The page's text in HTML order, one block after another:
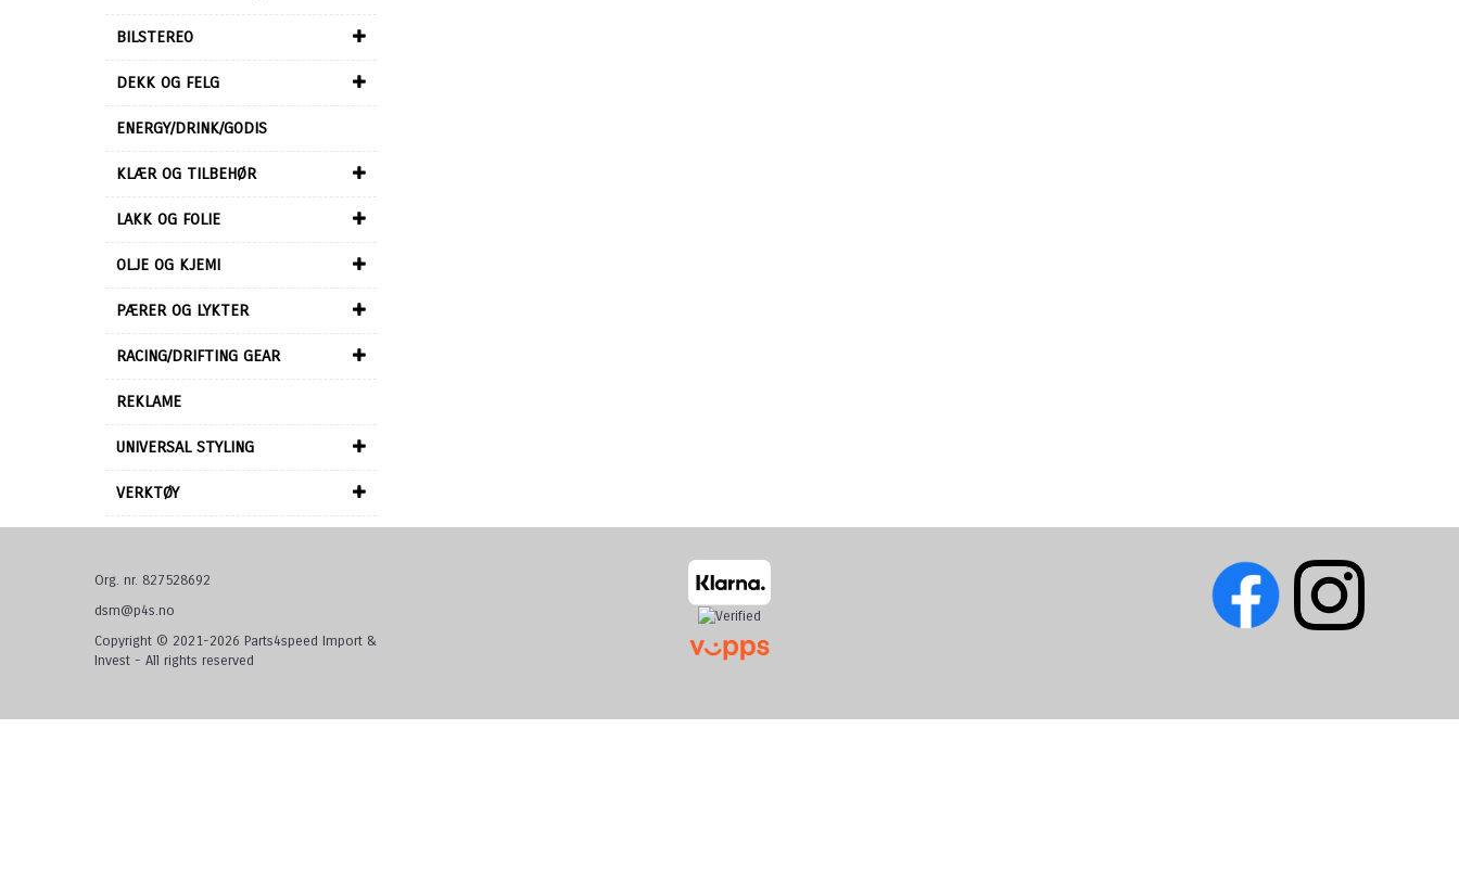
BILSTEREO
DEKK OG FELG
ENERGY/DRINK/GODIS
KLÆR OG TILBEHØR
LAKK OG FOLIE
OLJE OG KJEMI
PÆRER OG LYKTER
RACING/DRIFTING GEAR
REKLAME
UNIVERSAL STYLING
VERKTØY
Org. nr. 827528692
dsm@p4s.no
Copyright © 2021-2026 Parts4speed Import &
Invest - All rights reserved